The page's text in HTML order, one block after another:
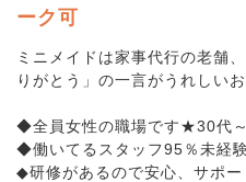
ーク可
ミニメイドは家事代行の老舗
りがとう」の一言がうれしい
◆全員女性の職場です★30代～
◆働いてるスタッフ95％未経
◆研修があるので安心、サポー